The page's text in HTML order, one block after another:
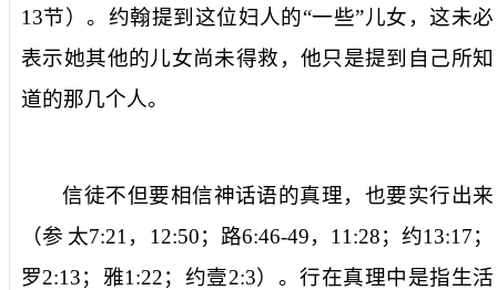
13节）。约翰提到这位妇人的“一些”儿女，这未必
表示她其他的儿女尚未得救，他只是提到自己所知
道的那几个人。
信徒不但要相信神话语的真理，也要实行出来
（参 太7:21 ， 12:50；路6:46-49， 11:28；约13:17；
罗2:13；雅1:22；约壹2:3）。行在真理中是指生活